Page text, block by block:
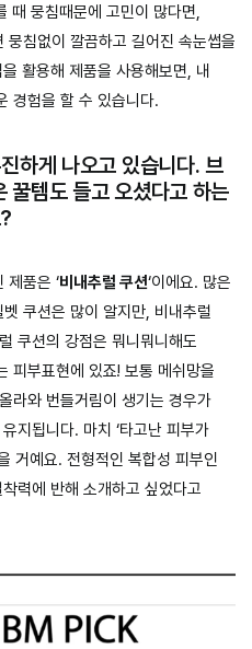
때 뭉침때문에 고민이 많다면,
침없이 깔끔하고 길어진 속눈썹을
활용해 제품을 사용해보면, 내
경험을 할 수 있습니다.
하게 나오고 있습니다. 브
꿀템도 들고 오셨다고 하는
제품은 ‘비내추럴 쿠션‘이에요. 많은
쿠션은 많이 알지만, 비내추럴
쿠션의 강점은 뭐니뭐니해도
피부표현에 있죠! 보통 메쉬망을
라와 번들거림이 생기는 경우가
지됩니다. 마치 ‘타고난 피부가
거예요. 전형적인 복합성 피부인
력에 반해 소개하고 싶었다고